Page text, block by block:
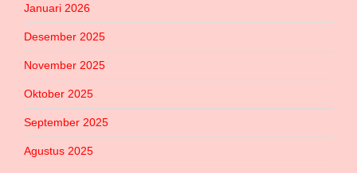
Januari 2026
Desember 2025
November 2025
Oktober 2025
September 2025
Agustus 2025